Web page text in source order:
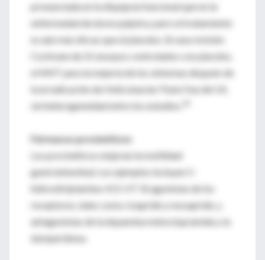
pronunciada en la dispepsia funcional que en la
enfermedad de úlcera péptica, pero el tratamiento
es aún más eficaz que el placebo. En una revisión
Cochrane de 21 ensayos controlados con placebo,
el NNT para la mejoría de los síntomas después de
la erradicación de Helicobacter Pylori fue del 14,
sin heterogeneidad entre los estudios.
Fármacos procinéticos
Los procinéticos mejoran la motilidad
gastrointestinal. Los ejemplos incluyen 5-
hidroxitriptamina-4 (5-HT 4) agonistas de los
receptores, tales como cisapride y mosapride, y
antagonistas de la dopamina metoclopramida y la
domperidona.